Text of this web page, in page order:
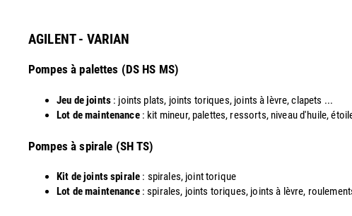
AGILENT - VARIAN
Pompes à palettes (DS HS MS)
Jeu de joints : joints plats, joints toriques, joints à lèvre, clapets ...
Lot de maintenance: kit mineur, palettes, ressorts, niveau d'huile,
​Pompes à spirale (SH TS)
Kit de joints spirale : spirales, joint torique
Lot de maintenance: spirales, joints toriques, joints à lèvre,